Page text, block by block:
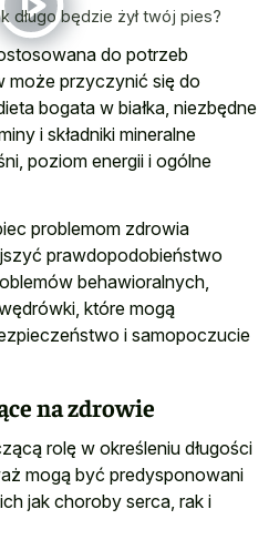
długo będzie żył twój pies?
do potrzeb
może przyczynić się do
bogata w białka, niezbędne
i składniki mineralne
poziom energii i ogólne
problemom zdrowia
prawdopodobieństwo
behawioralnych,
które mogą
i samopoczucie
na zdrowie
rolę w określeniu długości
mogą być predysponowani
jak choroby serca, rak i